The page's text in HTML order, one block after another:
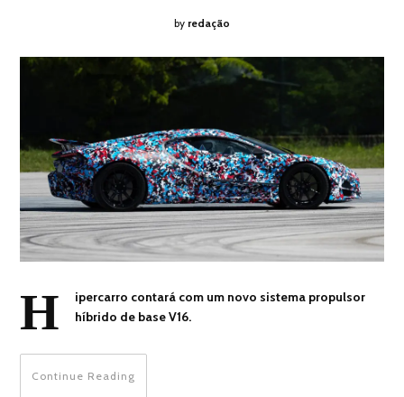
by redação
H
ipercarro contará com um novo sistema propulsor
híbrido de base V16.
Continue Reading